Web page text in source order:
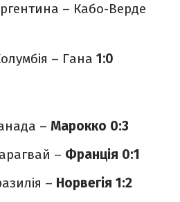
– Кабо-Верде
– Гана 1:0
– Марокко 0:3
– Франція 0:1
– Норвегія 1:2